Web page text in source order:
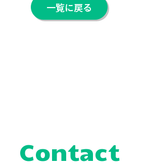
一覧に戻る
Contact